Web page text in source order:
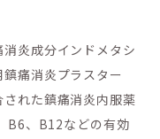
炎成分インドメタシ
痛消炎プラスター
された鎮痛消炎内服薬
B6、B12などの有効